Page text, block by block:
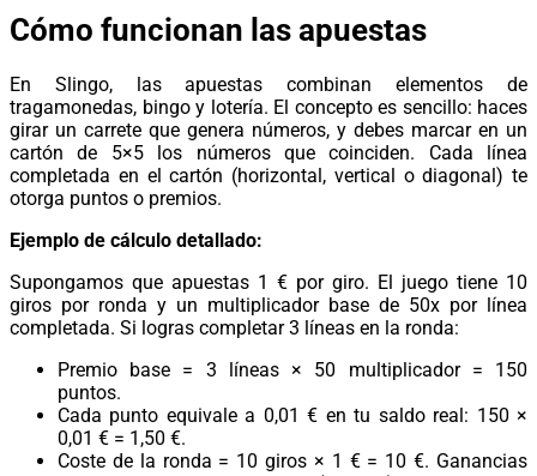
Cómo funcionan las apuestas
En Slingo, las apuestas combinan elementos de
tragamonedas, bingo y lotería. El concepto es sencillo: haces
girar un carrete que genera números, y debes marcar en un
cartón de 5×5 los números que coinciden. Cada línea
completada en el cartón (horizontal, vertical o diagonal) te
otorga puntos o premios.
Ejemplo de cálculo detallado:
Supongamos que apuestas 1 € por giro. El juego tiene 10
giros por ronda y un multiplicador base de 50x por línea
completada. Si logras completar 3 líneas en la ronda:
Premio base = 3 líneas × 50 multiplicador = 150
puntos.
Cada punto equivale a 0,01 € en tu saldo real: 150 ×
0,01 € = 1,50 €.
Coste de la ronda = 10 giros × 1 € = 10 €. Ganancias